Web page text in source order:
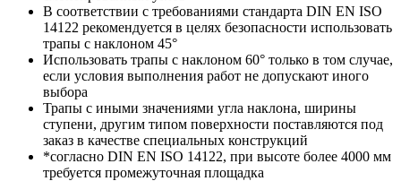
В соответствии с требованиями стандарта DIN EN ISO
14122 рекомендуется в целях безопасности использовать
трапы с наклоном 45°
Использовать трапы с наклоном 60° только в том случае,
если условия выполнения работ не допускают иного
выбора
Трапы с иными значениями угла наклона, ширины
ступени, другим типом поверхности поставляются под
заказ в качестве специальных конструкций
*согласно DIN EN ISO 14122, при высоте более 4000 мм
требуется промежуточная площадка